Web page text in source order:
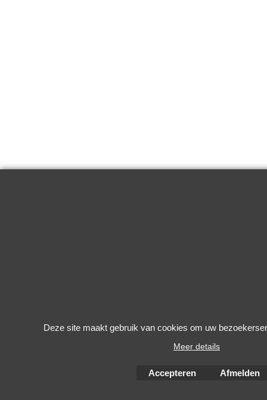
Deze site maakt gebruik van cookies om uw
Meer details
Accepteren Afmelden